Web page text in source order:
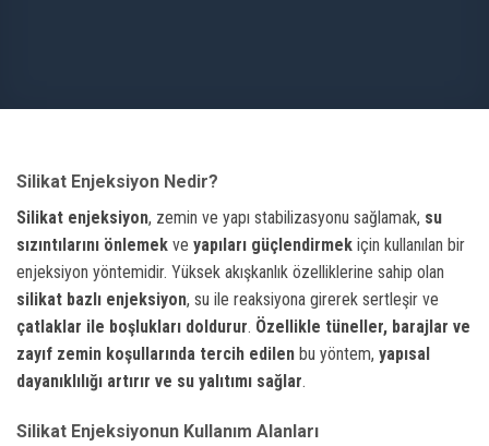
Silikat Enjeksiyon Nedir?
Silikat enjeksiyon, zemin ve yapı stabilizasyonu sağlamak, su
sızıntılarını önlemek ve yapıları güçlendirmek için kullanılan bir
enjeksiyon yöntemidir. Yüksek akışkanlık özelliklerine sahip olan
silikat bazlı enjeksiyon, su ile reaksiyona girerek sertleşir ve
çatlaklar ile boşlukları doldurur. Özellikle tüneller, barajlar ve
zayıf zemin koşullarında tercih edilen bu yöntem, yapısal
dayanıklılığı artırır ve su yalıtımı sağlar.
Silikat Enjeksiyonun Kullanım Alanları